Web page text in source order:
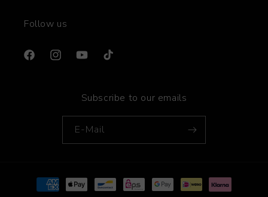
Follow us
FacebookInstagramYouTubeTikTok
Subscribe to our emails
E-Mail
Zahlungsmethoden